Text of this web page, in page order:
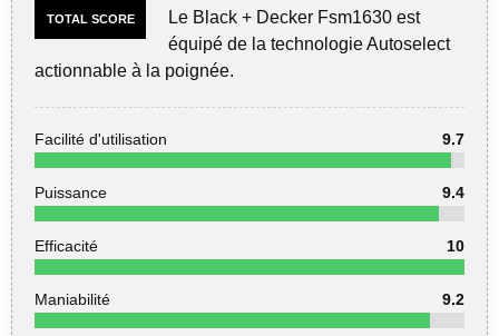
TOTAL SCORE
Le Black + Decker Fsm1630 est
équipé de la technologie Autoselect
actionnable à la poignée.
Facilité d'utilisation 9.7
Puissance 9.4
Efficacité 10
Maniabilité 9.2